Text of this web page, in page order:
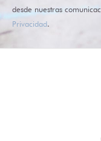
desde nuestras
Privacidad.